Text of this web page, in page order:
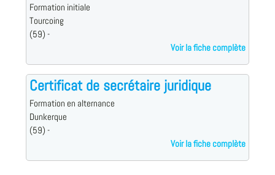
Formation initiale
Tourcoing
(59) -
Voir la fiche complète
Certificat de secrétaire juridique
Formation en alternance
Dunkerque
(59) -
Voir la fiche complète